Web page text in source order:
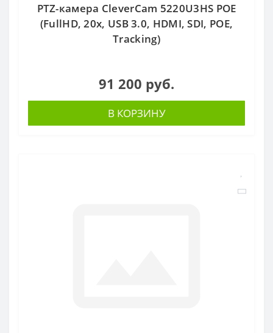
PTZ-камера CleverCam 5220U3HS POE
(FullHD, 20x, USB 3.0, HDMI, SDI, POE,
Tracking)
91 200 руб.
В КОРЗИНУ